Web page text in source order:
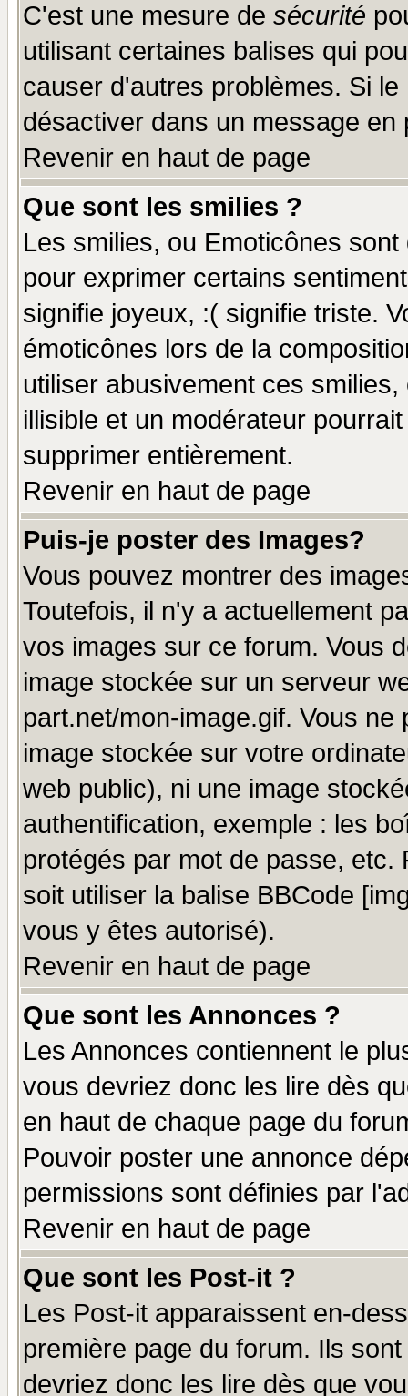
C'est une mesure de sécurité
utilisant certaines balises qui
causer d'autres problèmes. Si
désactiver dans un message
Revenir en haut de page
Que sont les smilies ?
Les smilies, ou Emoticônes
pour exprimer certains
signifie joyeux, :( signifie triste.
émoticônes lors de la
utiliser abusivement ces
illisible et un modérateur
supprimer entièrement.
Revenir en haut de page
Puis-je poster des Images?
Vous pouvez montrer des
Toutefois, il n'y a actuellement
vos images sur ce forum. Vous
image stockée sur un serveur
part.net/mon-image.gif. Vous
image stockée sur votre
web public), ni une image
authentification, exemple : les
protégés par mot de passe,
soit utiliser la balise BBCode
vous y êtes autorisé).
Revenir en haut de page
Que sont les Annonces ?
Les Annonces contiennent le
vous devriez donc les lire dès
en haut de chaque page du
Pouvoir poster une annonce
permissions sont définies par
Revenir en haut de page
Que sont les Post-it ?
Les Post-it apparaissent en-
première page du forum. Ils
devriez donc les lire dès que